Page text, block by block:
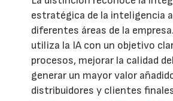
estratégica de la inteligencia
diferentes áreas de la
utiliza la IA con un objetivo
procesos, mejorar la calidad
generar un mayor valor
distribuidores y clientes